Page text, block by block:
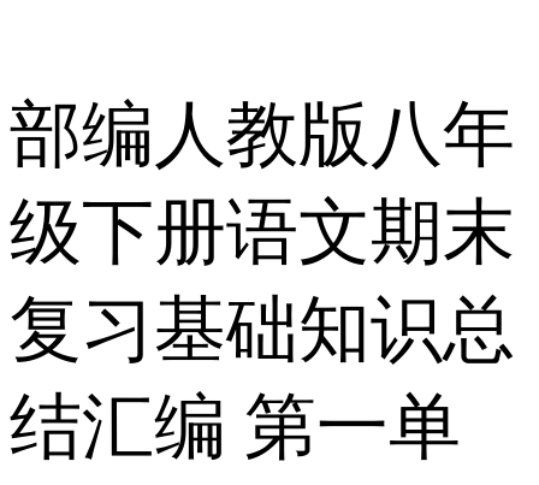
部编人教版八年
级下册语文期末
复习基础知识总
结汇编 第一单